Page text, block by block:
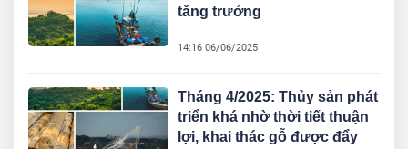
tăng trưởng
14:16 06/06/2025
Tháng 4/2025: Thủy sản phát
triển khá nhờ thời tiết thuận
lợi, khai thác gỗ được đẩy